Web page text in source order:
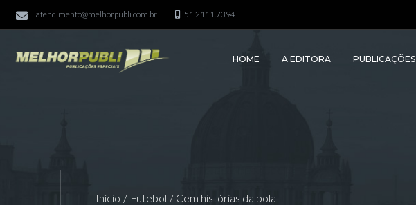
atendimento@melhorpubli.com.br 51 2111.7394
HOME A EDITORA PUBLICAÇÕES
Início / Futebol / Cem histórias da bola